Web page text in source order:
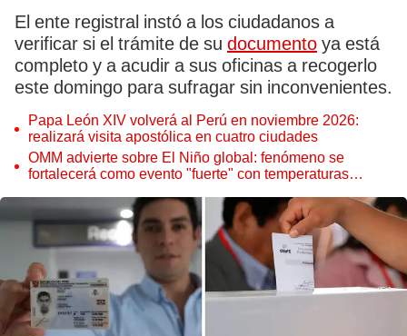
El ente registral instó a los ciudadanos a
verificar si el trámite de su documento ya está
completo y a acudir a sus oficinas a recogerlo
este domingo para sufragar sin inconvenientes.
Papa León XIV volverá al Perú en noviembre 2026:
realizará visita apostólica en cuatro ciudades
OMM advierte sobre El Niño global: fenómeno se
fortalecerá como evento "fuerte" con temperaturas